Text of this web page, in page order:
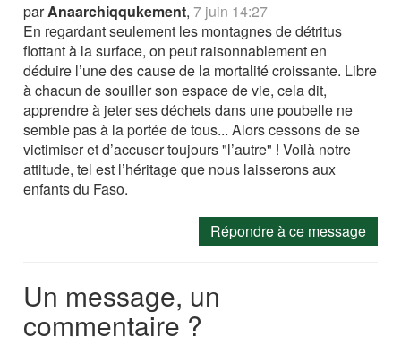
parAnaarchiqqukement,7 juin 14:27
En regardant seulement les montagnes de détritus
flottant à la surface, on peut raisonnablement en
déduire l’une des cause de la mortalité croissante. Libre
à chacun de souiller son espace de vie, cela dit,
apprendre à jeter ses déchets dans une poubelle ne
semble pas à la portée de tous... Alors cessons de se
victimiser et d’accuser toujours "l’autre" ! Voilà notre
attitude, tel est l’héritage que nous laisserons aux
enfants du Faso.
Répondre à ce message
Un message, un
commentaire ?